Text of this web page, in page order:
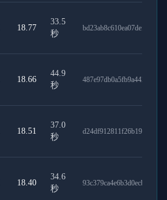
18.77
33.5
秒
bd23ab8c610ea07def35
18.66
44.9
秒
487e97db0a5fb9a44257
18.51
37.0
秒
d24df912811f26b19064
18.40
34.6
秒
93c379ca4e6b3d0ecbe4